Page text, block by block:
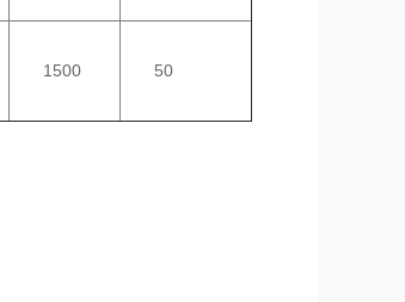
1500 50